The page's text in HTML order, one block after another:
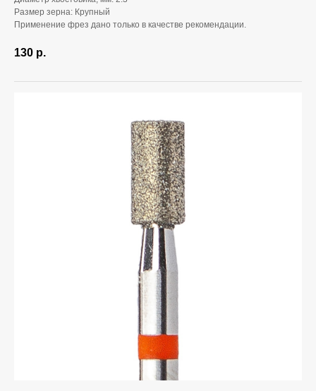
Размер зерна: Крупный
Применение фрез дано только в качестве рекомендации.
130 р.